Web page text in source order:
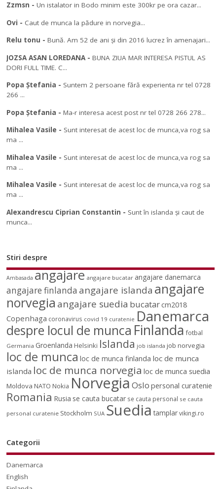
Zzmsn -Un istalator in Bodo minim este 300kr pe ora cazar...
Ovi - Caut de munca la pădure in norvegia...
Relu tonu -Bună. Am 52 de ani și din 2016 lucrez în amenajari...
JOZSA ASAN LOREDANA-BUNA ZIUA MAR INTERESA PISTUL AS
DORI FULL TIME. C...
Popa Ștefania - Suntem 2 persoane fără experienta nr tel 0728
266 ...
Popa Ștefania -Ma-r interesa acest post nr tel 0728 266 278...
Mihalea Vasile - Sunt interesat de acest loc de munca,va rog sa
ma ...
Mihalea Vasile - Sunt interesat de acest loc de munca,va rog sa
ma ...
Mihalea Vasile - Sunt interesat de acest loc de munca,va rog sa
ma ...
Alexandrescu Ciprian Constantin - Sunt în islanda și caut de
munca...
Stiri despre
Ambasada angajare angajare bucatar angajare danemarca
angajare finlanda angajare islanda angajare
norvegia angajare suedia bucatarcm2018
Copenhaga coronavirus covid 19 curatenie Danemarca
despre locul de munca Finlanda fotbal
Germania Groenlanda Helsinki Islanda job islanda job norvegia
loc de munca loc de munca finlanda loc de munca
islanda loc de munca norvegia loc de munca suedia
Moldova NATO Nokia NorvegiaOslo personal curatenie
Romania Rusia se cauta bucatar se cauta personal se cauta
personal curatenie Stockholm SUA Suedia tamplar vikingi.ro
Categorii
Danemarca
English